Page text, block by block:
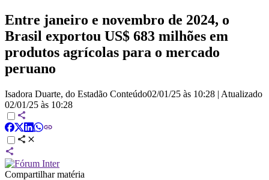
Entre janeiro e novembro de 2024, o
Brasil exportou US$ 683 milhões em
produtos agrícolas para o mercado
peruano
Isadora Duarte, do Estadão Conteúdo02/01/25 às 10:28 | Atualizado
02/01/25 às 10:28
Compartilhar matéria